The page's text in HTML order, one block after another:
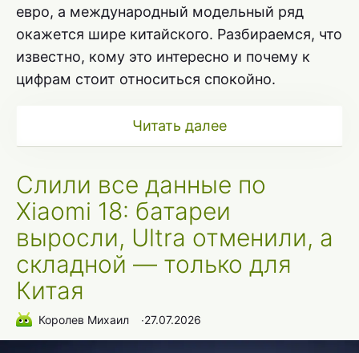
евро, а международный модельный ряд
окажется шире китайского. Разбираемся, что
известно, кому это интересно и почему к
цифрам стоит относиться спокойно.
Читать далее
Слили все данные по
Xiaomi 18: батареи
выросли, Ultra отменили, а
складной — только для
Китая
Королев Михаил ∙27.07.2026